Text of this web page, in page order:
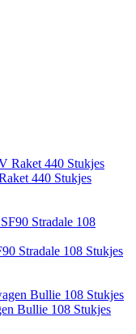
440 Stukjes
Stradale 108 Stukjes
Bullie 108 Stukjes